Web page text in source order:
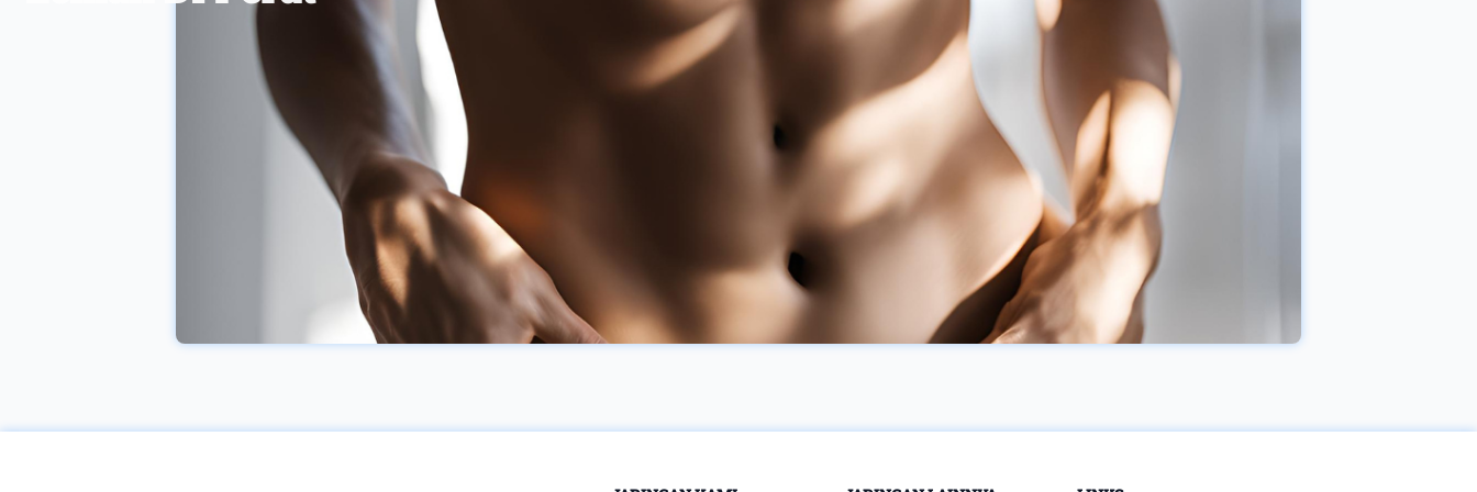
risiko stroke, di
antaranya : 1.
Tingginya Tekanan
Darah Penyebab paling
umum terjadinya
stroke adalah
tingginya tekanan
darah, atau dalam
dunia medis disebut
hipertensi. Sebaiknya
kamu waspada akan
ancaman stroke jika
memiliki tekanan
Merokok Memiliki
stereoid dari grup
pria dewasa
membuahkan seputar
20 kali semakin
banyak dibanding
wanita. Kandungan
umur muda, serta
menginginkan
saat tidak melakukan
aktivitas apapun.
Namun jangan
khawatir, ada
beberapa cara agar
tidak tergoda untuk
ngemil di malam hari.
Berikut tipsnya : 1.
Konsumsi lebih
banyak protein Rasa
respon tubuh untuk